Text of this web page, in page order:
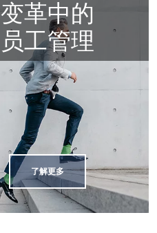
变革中的
员工管理
了解更多